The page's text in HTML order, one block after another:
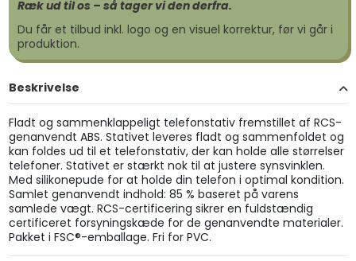
Ræk ud til os – så tager vi den derfra.
Du får et tilbud inkl. logo og en visuel korrektur, før vi går i
produktion.
Beskrivelse
Fladt og sammenklappeligt telefonstativ fremstillet af RCS-
genanvendt ABS. Stativet leveres fladt og sammenfoldet og
kan foldes ud til et telefonstativ, der kan holde alle størrelser
telefoner. Stativet er stærkt nok til at justere synsvinklen.
Med silikonepude for at holde din telefon i optimal kondition.
Samlet genanvendt indhold: 85 % baseret på varens
samlede vægt. RCS-certificering sikrer en fuldstændig
certificeret forsyningskæde for de genanvendte materialer.
Pakket i FSC®-emballage. Fri for PVC.